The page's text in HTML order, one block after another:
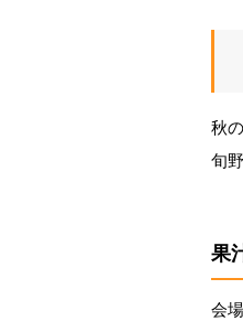
秋
旬
果
会